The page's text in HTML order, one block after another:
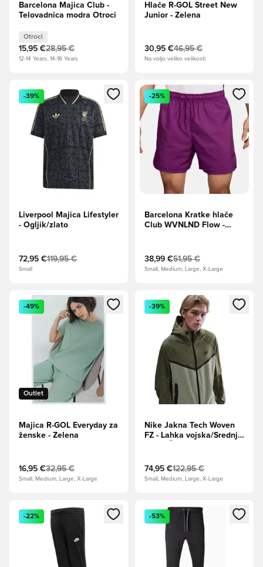
Barcelona Majica Club -
Telovadnica modra Otroci
Otroci
15,95 €28,95 €
12-14 Years, 14-16 Years
Hlače R-GOL Street New
Junior - Zelena
30,95 €46,95 €
Na voljo veliko velikosti
Odpre Modal za prijavo ali vpis kot član
-39%
Liverpool Majica Lifestyler
- Ogljik/zlato
72,95 €119,95 €
Small
Odpre Modal za prijavo ali
-25%
Barcelona Kratke hlače
Club WVNLND Flow -
38,99 €51,95 €
Small, Medium, Large, X-Large
Odpre Modal za prijavo ali vpis kot član
Outlet
-49%
Majica R-GOL Everyday za
ženske - Zelena
16,95 €32,95 €
Small, Medium, Large, X-Large
Odpre Modal za prijavo ali
-39%
Nike Jakna Tech Woven
FZ - Lahka vojska/Srednja
74,95 €122,95 €
Small, Medium, Large, X-Large
Odpre Modal za prijavo ali vpis kot član
-22%
Odpre Modal za prijavo ali
-53%